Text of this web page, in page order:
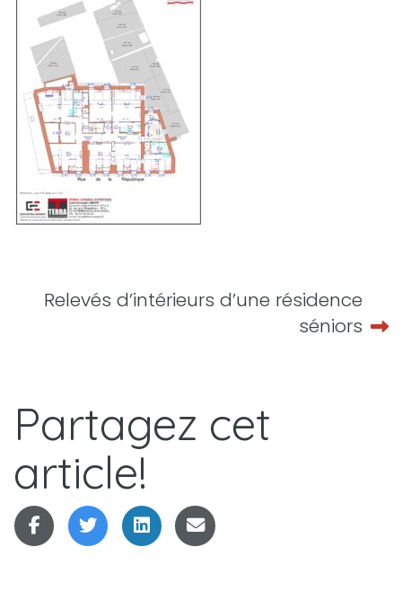
Navigation
Relevés d’intérieurs d’une résidence
séniors
Partagez cet
article!